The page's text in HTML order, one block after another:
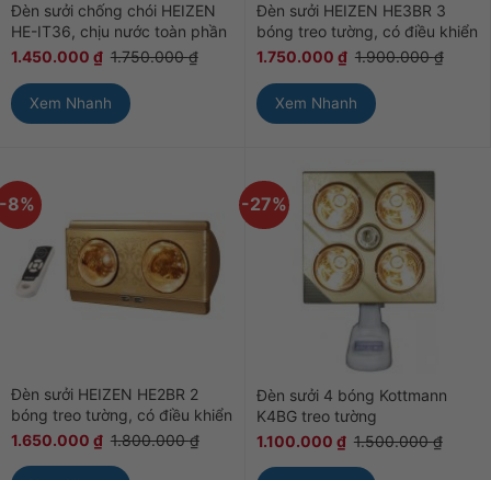
Đèn sưởi chống chói HEIZEN
HE-IT36, chịu nước toàn phần
1.450.000 ₫ 1.750.000₫
Xem Nhanh
Đèn sưởi HEIZEN HE3BR 3
bóng treo tường, có điều khiển
1.750.000 ₫ 1.900.000₫
Xem Nhanh
-8%
Đèn sưởi HEIZEN HE2BR 2
bóng treo tường, có điều khiển
1.650.000 ₫ 1.800.000₫
-27%
Đèn sưởi 4 bóng Kottmann
K4BG treo tường
1.100.000 ₫ 1.500.000₫